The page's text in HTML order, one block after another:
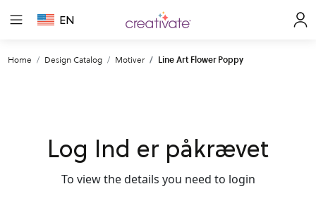
EN
Home Design Catalog Motiver Line Art Flower Poppy
Log Ind er påkrævet
To view the details you need to login